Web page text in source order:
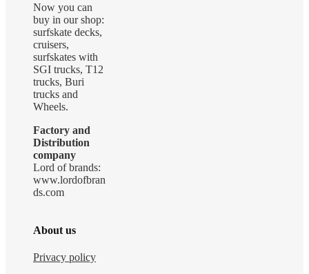
Now you can
buy in our shop:
surfskate decks,
cruisers,
surfskates with
SGI trucks, T12
trucks, Buri
trucks and
Wheels.
Factory and
Distribution
company
Lord of brands:
www.lordofbran
ds.com
About us
Privacy policy